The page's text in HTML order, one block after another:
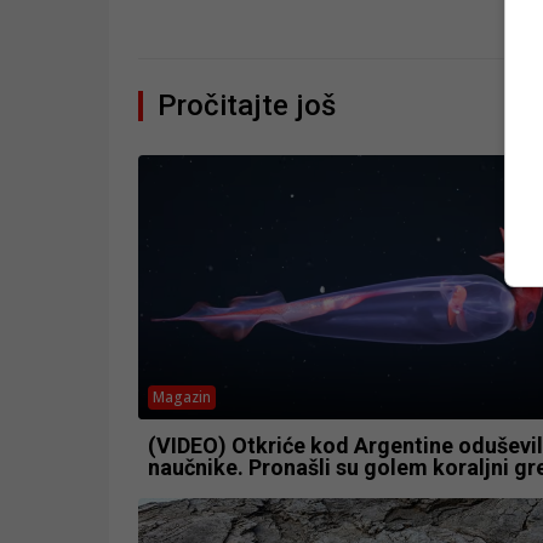
Pročitajte još
Magazin
(VIDEO) Otkriće kod Argentine
naučnike. Pronašli su golem koraljni